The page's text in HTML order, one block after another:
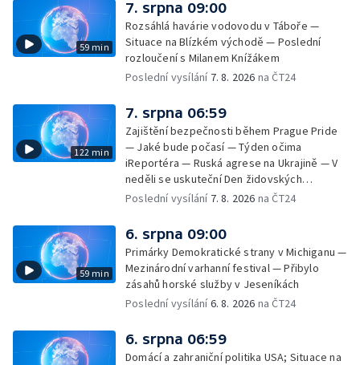
59 min
7. srpna 09:00
Rozsáhlá havárie vodovodu v Táboře —
Situace na Blízkém východě — Poslední
rozloučení s Milanem Knížákem
Poslední vysílání 7. 8. 2026 na ČT24
122 min
7. srpna 06:59
Zajištění bezpečnosti během Prague Pride
— Jaké bude počasí — Týden očima
iReportéra — Ruská agrese na Ukrajině — V
neděli se uskuteční Den židovských
památek — Vila Tugendhat slaví 25 let na
atletice 2026 — Výzkum: epidemie digitálních
závislostí je mýtus — Demolice vyhořelé
výškové budovy ve Zlíně
Poslední vysílání 7. 8. 2026 na ČT24
59 min
6. srpna 09:00
Primárky Demokratické strany v Michiganu —
Mezinárodní varhanní festival — Přibylo
zásahů horské služby v Jeseníkách
Poslední vysílání6. 8. 2026 na ČT24
6. srpna 06:59
Domácí a zahraniční politika USA; Situace na